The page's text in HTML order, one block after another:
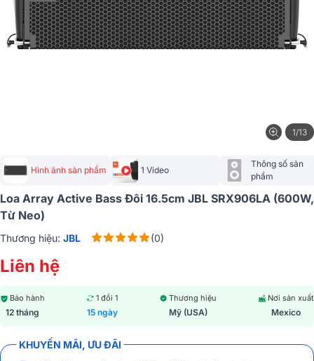
1/13
Hình ảnh sản phẩm 1 Video
Thông số sản
phẩm
Loa Array Active Bass Đôi 16.5cm JBL SRX906LA (600W,
Từ Neo)
Thương hiệu: JBL (0)
Liên hệ
Bảo hành
12 tháng
1 đổi 1
15 ngày
Thương hiệu
Mỹ (USA)
Nơi sản xuất
Mexico
KHUYẾN MÃI, ƯU ĐÃI